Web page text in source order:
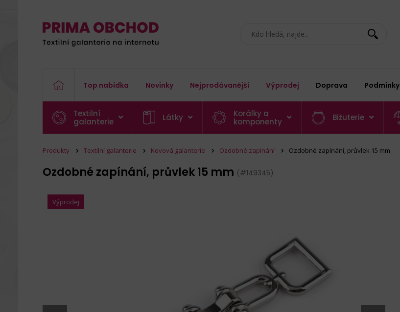
Top nabídka Novinky Nejprodávanější Výprodej Doprava Podmínky
Textilní
galanterie
Látky
Korálky a
komponenty
Bižuterie
Produkty Textilní galanterie Kovová galanterie Ozdobné zapínání Ozdobné zapínání, průvlek 15 mm
Ozdobné zapínání, průvlek 15 mm (#149345)
Výprodej